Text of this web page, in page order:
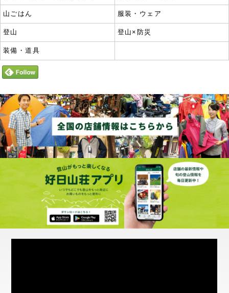
山ごはん 服装・ウェア
登山 登山×防災
装備・道具